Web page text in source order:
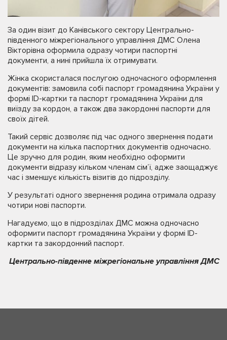
За один візит до Канівського сектору Центрально-
південного міжрегіонального управління ДМС Олена
Вікторівна оформила одразу чотири паспортні
документи, а нині прийшла їх отримувати.
Жінка скористалася послугою одночасного оформлення
документів: замовила собі паспорт громадянина України у
формі ID-картки та паспорт громадянина України для
виїзду за кордон, а також два закордонні паспорти для
своїх дітей.
Такий сервіс дозволяє під час одного звернення подати
документи на кілька паспортних документів одночасно.
Це зручно для родин, яким необхідно оформити
документи відразу кільком членам сім’ї, адже заощаджує
час і зменшує кількість візитів до підрозділу.
У результаті одного звернення родина отримала одразу
чотири нові паспорти.
Нагадуємо, що в підрозділах ДМС можна одночасно
оформити паспорт громадянина України у формі ID-
картки та закордонний паспорт.
Центрально-південне міжрегіональне управління ДМС